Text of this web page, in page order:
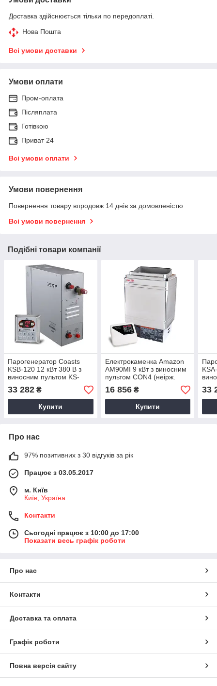
Доставка здійснюється тільки по передоплаті.
Нова Пошта
Всі умови доставки
Умови оплати
Пром-оплата
Післяплата
Готівкою
Приват 24
Всі умови оплати
Умови повернення
Повернення товару впродовж 14 днів за домовленістю
Всі умови повернення
Подібні товари компанії
Парогенератор Coasts
KSB-120 12 кВт 380 В з
виносним пультом KS-
300A
33 282 ₴
Купити
Електрокаменка Amazon
AM90MI 9 кВт з виносним
пультом CON4 (неірж.
сталь)
16 856₴
Купити
33
Про нас
97% позитивних з 30 відгуків за рік
Працює з 03.05.2017
м. Київ
Київ, Україна
Контакти
Сьогодні працює з 10:00 до 17:00
Показати весь графік роботи
Про нас
Контакти
Доставка та оплата
Графік роботи
Повна версія сайту